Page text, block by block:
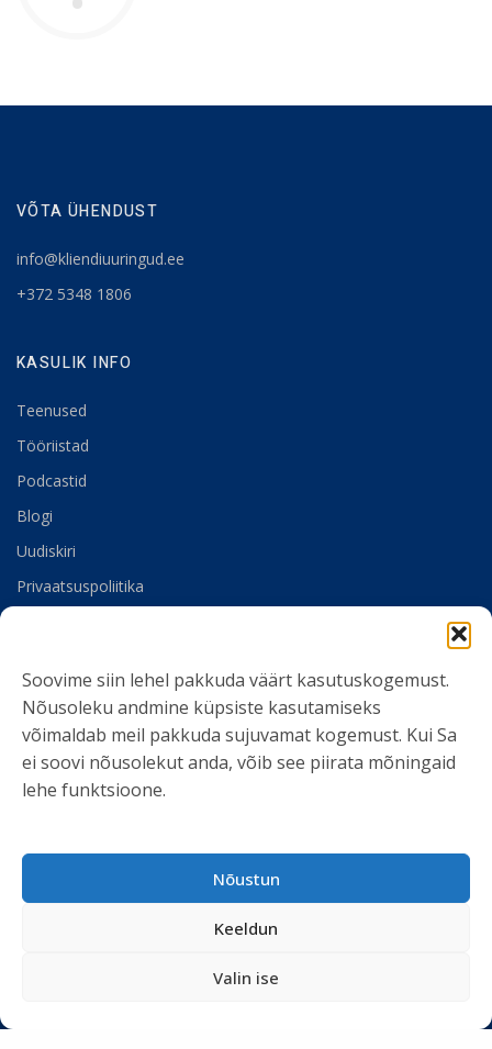
Soovime siin lehel pakkuda väärt kasutuskogemust.
Nõusoleku andmine küpsiste kasutamiseks
võimaldab meil pakkuda sujuvamat kogemust. Kui Sa
ei soovi nõusolekut anda, võib see piirata mõningaid
lehe funktsioone.
Nõustun
Keeldun
Valin ise
VÕTA ÜHENDUST
info@kliendiuuringud.ee
+372 5348 1806
KASULIK INFO
Teenused
Tööriistad
Podcastid
Blogi
Uudiskiri
Privaatsuspoliitika
SOTSIAALMEEDIA
Ole kursis meie tegemistega. Peame kinni